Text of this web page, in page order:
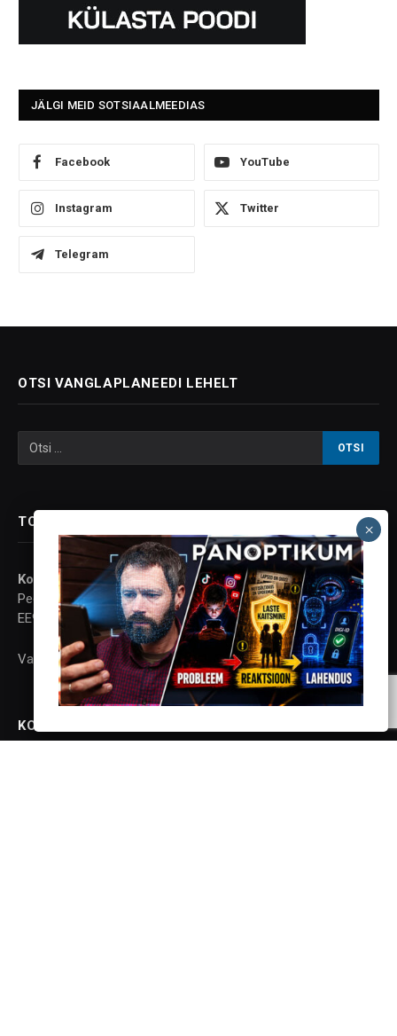
JÄLGI MEID SOTSIAALMEEDIAS
Facebook YouTube
Instagram Twitter
Telegram
OTSI VANGLAPLANEEDI LEHELT
TOETA VANGLAPLANEETI
Konto andmed:
Peeter Proos
EE937700771001063744
Vaata lisakssiit
KONTAKT